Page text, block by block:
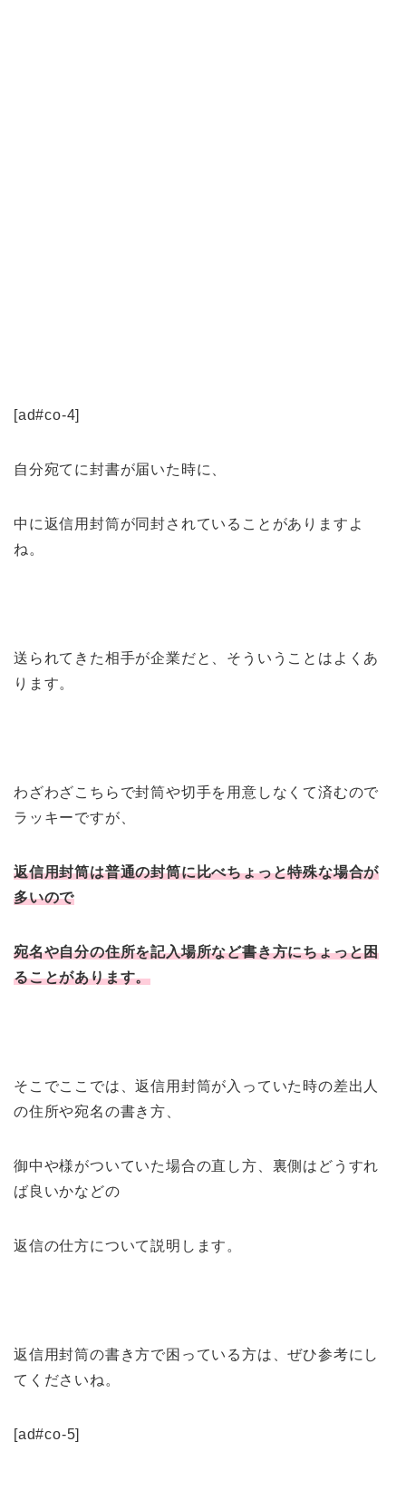
[ad#co-4]
自分宛てに封書が届いた時に、
中に返信用封筒が同封されていることがありますよ
ね。
送られてきた相手が企業だと、そういうことはよくあ
ります。
わざわざこちらで封筒や切手を用意しなくて済むので
ラッキーですが、
返信用封筒は普通の封筒に比べちょっと特殊な場合が
多いので
宛名や自分の住所を記入場所など書き方にちょっと困
ることがあります。
そこでここでは、返信用封筒が入っていた時の差出人
の住所や宛名の書き方、
御中や様がついていた場合の直し方、裏側はどうすれ
ば良いかなどの
返信の仕方について説明します。
返信用封筒の書き方で困っている方は、ぜひ参考にし
てくださいね。
[ad#co-5]